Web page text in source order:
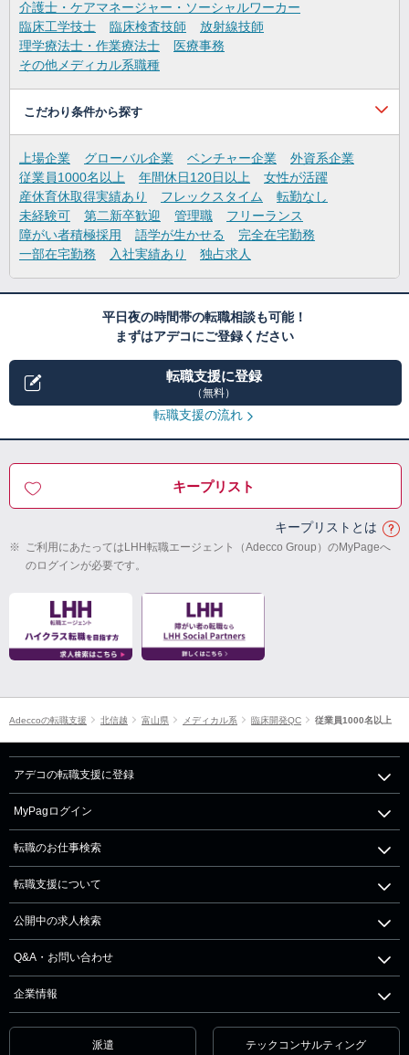
介護士・ケアマネージャー・ソーシャルワーカー
臨床工学技士
臨床検査技師
放射線技師
理学療法士・作業療法士
医療事務
その他メディカル系職種
こだわり条件から探す
上場企業 グローバル企業 ベンチャー企業
外資系企業
従業員1000名以上
年間休日120日以上
女性が活躍
産休育休取得実績あり
フレックスタイム
転勤なし
未経験可
第二新卒歓迎 管理職
フリーランス
障がい者積極採用
語学が生かせる
完全在宅勤務
一部在宅勤務
入社実績あり 独占求人
平日夜の時間帯の転職相談も可能！
まずはアデコにご登録ください
転職支援に登録
（無料）
転職支援の流れ
キープリスト
キープリストとは
※ ご利用にあたってはLHH転職エージェント（Adecco Group）のMyPageへ
のログインが必要です。
Adeccoの転職支援 北信越 富山県 メディカル系 臨床開発QC 従業員1000名以上
アデコの転職支援に登録
MyPagログイン
転職のお仕事検索
転職支援について
公開中の求人検索
Q&A・お問い合わせ
企業情報
派遣 テックコンサルティング